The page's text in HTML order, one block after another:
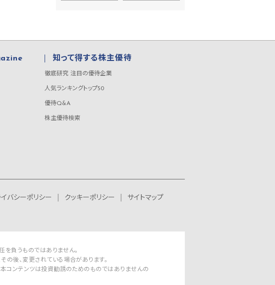
知って得する株主優待
徹底研究 注目の優待企業
人気ランキングトップ50
優待Q&A
株主優待検索
イバシーポリシー クッキーポリシー
サイトマップ
を負うものではありません。
の後、変更されている場合があります。
コンテンツは投資勧誘のためのものではありませんの